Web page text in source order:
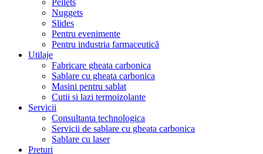
Pellets
Nuggets
Slides
Pentru evenimente
Pentru industria farmaceutică
Utilaje
Fabricare gheata carbonica
Sablare cu gheata carbonica
Masini pentru sablat
Cutii si lazi termoizolante
Servicii
Consultanta technologica
Servicii de sablare cu gheata carbonica
Sablare cu laser
Preturi